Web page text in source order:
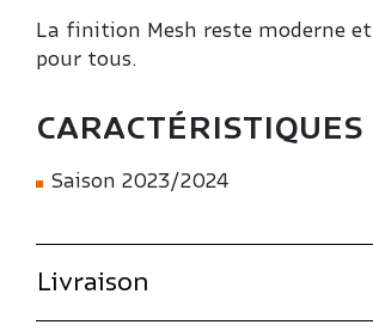
La finition Mesh reste moderne
pour tous.
CARACTÉRISTIQUES
Saison 2023/2024
Livraison